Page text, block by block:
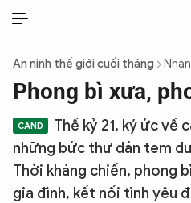
THỜI SỰ
CHỐNG DIỄN BIẾN HÒA BÌNH
CÔNG AN TRONG LÒNG DÂN
An ninh thế giới cuối tháng
Phong bì xưa,
Thế kỷ 21, ký ức về
những bức thư dán tem
Thời kháng chiến, phong
gia đình, kết nối tình yêu